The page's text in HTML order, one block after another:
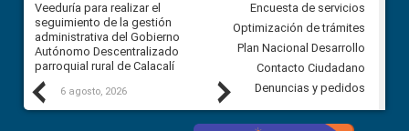
Previous
Veeduría para realizar el
seguimiento de la gestión
administrativa del Gobierno
Autónomo Descentralizado
parroquial rural de Calacalí
6 agosto, 2026
Veeduría para vigilar los
derivados de la Audiencia
comunidad Urbina, parroquia
Carolina
5 agosto, 2026
Next
Encuesta de servicios
Optimización de trámites
Plan Nacional Desarrollo
Contacto Ciudadano
Denuncias y pedidos